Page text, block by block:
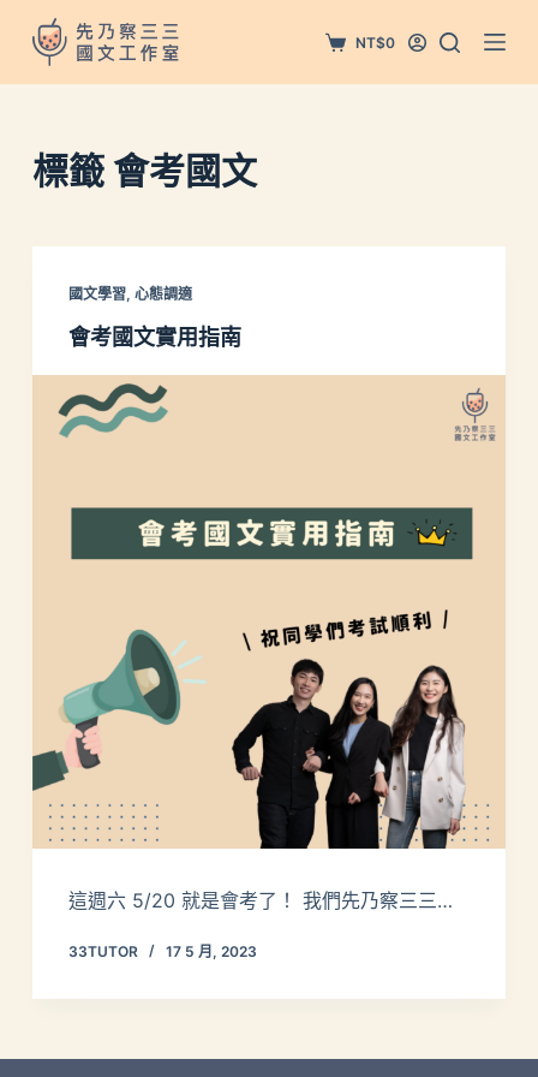
跳
至
主
內
容
NT$0
標籤會考國文
國文學習, 心態調適
會考國文實用指南
這週六 5/20 就是會考了！ 我們先乃察三三…
33TUTOR 17 5 月, 2023